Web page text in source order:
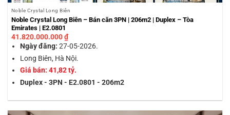
Noble Crystal Long Biên
Noble Crystal Long Biên – Bán căn 3PN | 206m2 | Duplex – Tòa
Emirates | E2.0801
41.820.000.000₫
Ngày đăng: 27-05-2026.
Long Biên, Hà Nội.
Giá bán: 41,82 tỷ.
Duplex - 3PN - E2.0801 - 206m2